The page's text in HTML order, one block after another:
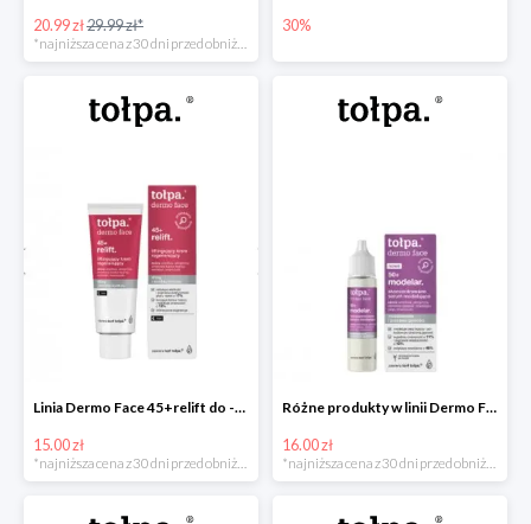
20.99 zł29.99 zł* 30%
Linia Dermo Face 45+relift do -15zł
15.00 zł
Różne produkty w linii Dermo Face 50+modelar do -16zł
16.00 zł